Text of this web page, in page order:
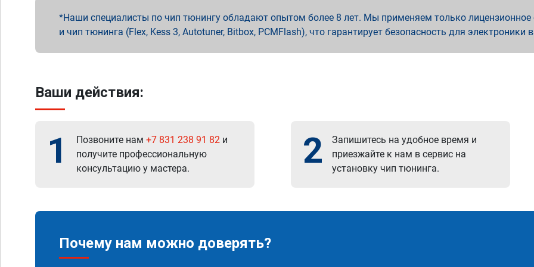
Наши специалисты по чип тюнингу обладают опытом более 8 лет. Мы применяем только лицензионное
и чип тюнинга (Flex, Kess 3, Autotuner, Bitbox, PCMFlash), что гарантирует безопасность для электроники
Ваши действия:
1 Позвоните нам +7 831 238 91 82 и
получите профессиональную
консультацию у мастера.
2
Запишитесь на удобное время и
приезжайте к нам в сервис на
установку чип тюнинга.
Почему нам можно доверять?